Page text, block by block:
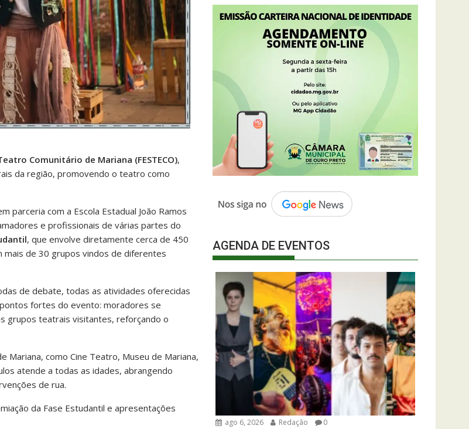
Comunitário de Mariana (FESTECO),
da região, promovendo o teatro como
parceria com a Escola Estadual João Ramos
e profissionais de várias partes do
, que envolve diretamente cerca de 450
mais de 30 grupos vindos de diferentes
de debate, todas as atividades oferecidas
fortes do evento: moradores se
grupos teatrais visitantes, reforçando o
Mariana, como Cine Teatro, Museu de Mariana,
atende a todas as idades, abrangendo
de rua.
da Fase Estudantil e apresentações
AGENDA DE EVENTOS
ago 6, 2026 Redação 0